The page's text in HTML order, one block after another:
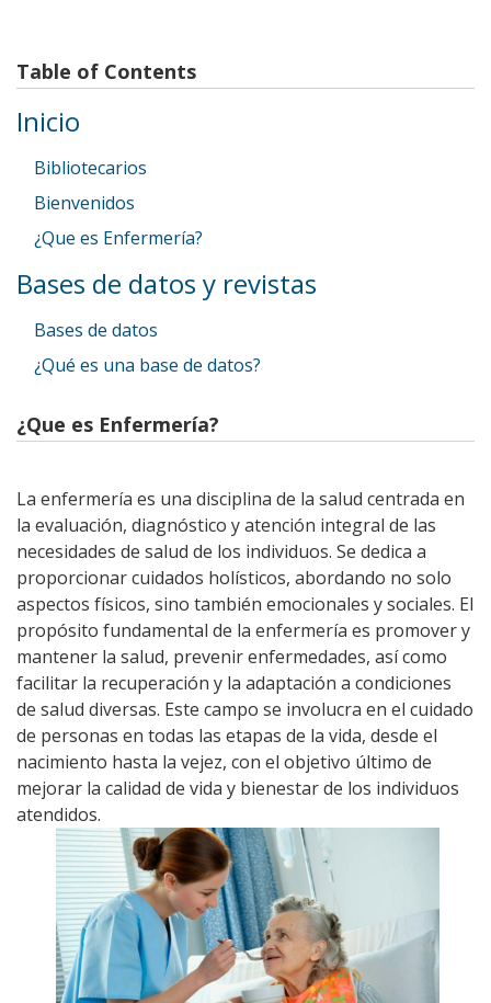
Table of Contents
Inicio
Bibliotecarios
Bienvenidos
¿Que es Enfermería?
Bases de datos y revistas
Bases de datos
¿Qué es una base de datos?
¿Que es Enfermería?
La enfermería es una disciplina de la salud centrada en
la evaluación, diagnóstico y atención integral de las
necesidades de salud de los individuos. Se dedica a
proporcionar cuidados holísticos, abordando no solo
aspectos físicos, sino también emocionales y sociales. El
propósito fundamental de la enfermería es promover y
mantener la salud, prevenir enfermedades, así como
facilitar la recuperación y la adaptación a condiciones
de salud diversas. Este campo se involucra en el cuidado
de personas en todas las etapas de la vida, desde el
nacimiento hasta la vejez, con el objetivo último de
mejorar la calidad de vida y bienestar de los individuos
atendidos.